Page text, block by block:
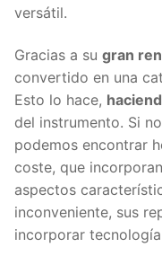
versátil.
Gracias a su gran
convertido en una
Esto lo hace,
del instrumento. Si
podemos encontrar
coste, que
aspectos
inconveniente, sus
incorporar